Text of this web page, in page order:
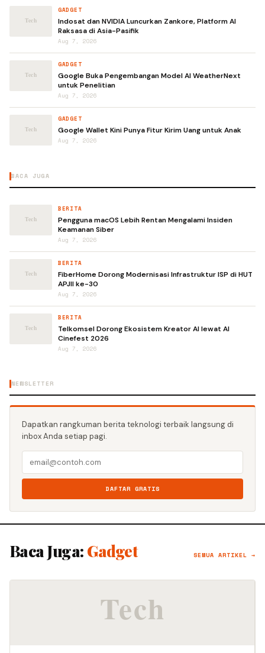
GADGET
Indosat dan NVIDIA Luncurkan Zankore, Platform AI
Raksasa di Asia-Pasifik
Aug 7, 2026
GADGET
Google Buka Pengembangan Model AI WeatherNext
untuk Penelitian
Aug 7, 2026
GADGET
Google Wallet Kini Punya Fitur Kirim Uang untuk Anak
Aug 7, 2026
BACA JUGA
BERITA
Pengguna macOS Lebih Rentan Mengalami Insiden
Keamanan Siber
Aug 7, 2026
BERITA
FiberHome Dorong Modernisasi Infrastruktur ISP di HUT
APJII ke-30
Aug 7, 2026
BERITA
Telkomsel Dorong Ekosistem Kreator AI lewat AI
Cinefest 2026
Aug 7, 2026
NEWSLETTER
Dapatkan rangkuman berita teknologi terbaik langsung di
inbox Anda setiap pagi.
DAFTAR GRATIS
Baca Juga: Gadget SEMUA ARTIKEL →